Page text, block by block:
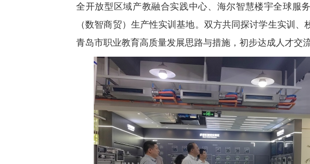
全开放型区域产教融合实践中心、海尔智慧楼宇全球服
（数智商贸）生产性实训基地。双方共同探讨学生实训
青岛市职业教育高质量发展思路与措施，初步达成人才交